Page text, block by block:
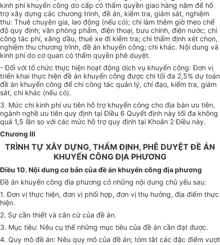
kinh phí khuyến công do cấp có thẩm quyền giao hàng năm để hỗ
trợ xây dựng các chương trình, đề án, kiểm tra, giám sát, nghiệm
thu: Thuê chuyên gia, lao động (nếu có); chi làm thêm giờ theo chế
độ quy định; văn phòng phẩm, điện thoại, bưu chính, điện nước; chi
công tác phí, xăng dầu, thuê xe đi kiểm tra; chi thẩm định xét chọn,
nghiệm thu chương trình, đề án khuyến công; chi khác. Nội dung và
kinh phí do cơ quan có thẩm quyền phê duyệt.
- Đối với tổ chức thực hiện hoạt động dịch vụ khuyến công: Đơn vị
triển khai thực hiện đề án khuyến công được chi tối đa 2,5% dự toán
đề án khuyến công để chi công tác quản lý, chỉ đạo, kiểm tra, giám
sát, chi khác (nếu có).
3. Mức chi kinh phí ưu tiên hỗ trợ khuyến công cho địa bàn ưu tiên,
ngành nghề ưu tiên quy định tại Điều 6 Quyết định này tối đa không
quá 1,5 lần so với các mức hỗ trợ quy định tại Khoản 2 Điều này.
Chương III
TRÌNH TỰ XÂY DỰNG, THẨM ĐỊNH, PHÊ DUYỆT ĐỀ ÁN
KHUYẾN CÔNG ĐỊA PHƯƠNG
Điều 10. Nội dung cơ bản của đề án khuyến công địa phương
Đề án khuyến công địa phương có những nội dung chủ yếu sau:
1. Đơn vị thực hiện, đơn vị phối hợp, đơn vị thụ hưởng, địa điểm thực
hiện.
2. Sự cần thiết và căn cứ của đề án.
3. Mục tiêu: Nêu cụ thể những mục tiêu của đề án cần đạt được.
4. Quy mô đề án: Nêu quy mô của đề án; tóm tắt các đặc điểm vượt